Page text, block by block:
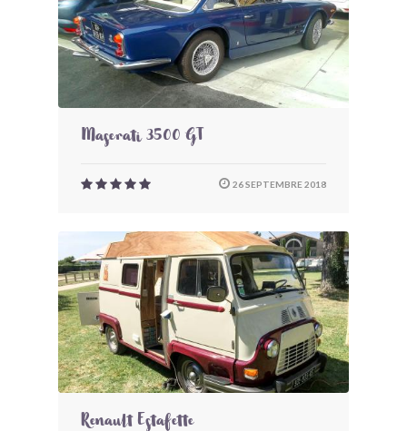
Maserati 3500 GT
26 SEPTEMBRE 2018
Renault Estafette